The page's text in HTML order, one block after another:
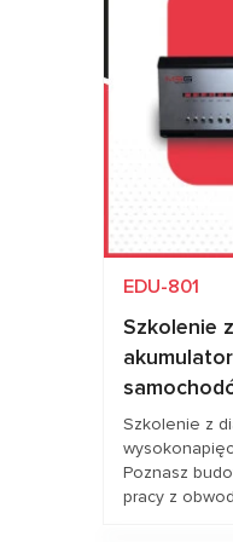
EDU-801
Szkolenie
Szkolenie z
Poznasz
pracy z